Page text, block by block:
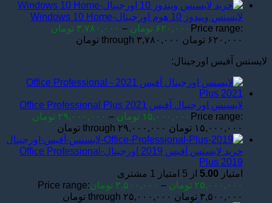
لایسنس ویندوز 10 هوم اورجینال-Windows 10 Home
۳,۷۸۰,۰۰۰ تومان – ۶۲۰,۰۰۰ تومان
Price range:
۶۲۰,۰۰۰ تومان through ۳,۷۸۰,۰۰۰ تومان
لایسنس آفیس اورجینال:
لایسنس اورجینال آفیس Office Professional Plus 2021
۲۹,۰۰۰,۰۰۰ تومان – ۱۵,۰۰۰,۰۰۰ تومان
Price range:
۱۵,۰۰۰,۰۰۰ تومان through ۲۹,۰۰۰,۰۰۰ تومان
خرید لایسنس آفیس 2019 اورجینال-Office Professional
Plus 2019
امتیاز 5.00 از 5 امتیاز 1 مشتری
۲۵,۰۰۰,۰۰۰ تومان – ۳,۵۰۰,۰۰۰ تومانPrice range:
۳,۵۰۰,۰۰۰ تومان through ۲۵,۰۰۰,۰۰۰ تومان